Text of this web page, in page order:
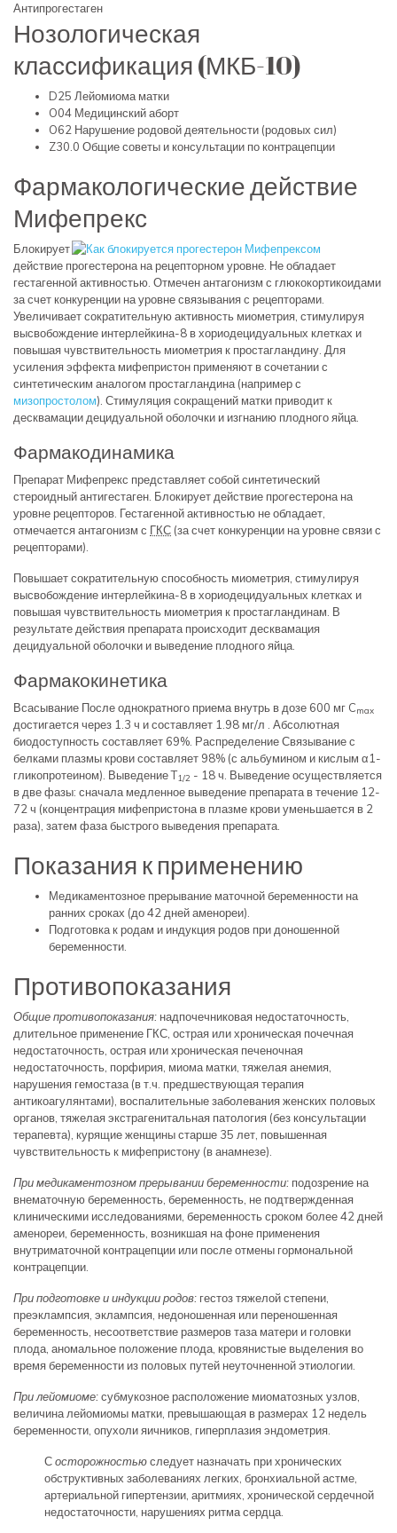
Антипрогестаген
Нозологическая
классификация (МКБ-10)
D25 Лейомиома матки
O04 Медицинский аборт
O62 Нарушение родовой деятельности (родовых сил)
Z30.0 Общие советы и консультации по контрацепции
Фармакологические действие
Мифепрекс
Блокирует
действие прогестерона на рецепторном уровне. Не обладает
гестагенной активностью. Отмечен антагонизм с глюкокортикоидами
за счет конкуренции на уровне связывания с рецепторами.
Увеличивает сократительную активность миометрия, стимулируя
высвобождение интерлейкина-8 в хориодецидуальных клетках и
повышая чувствительность миометрия к простагландину. Для
усиления эффекта мифепристон применяют в сочетании с
синтетическим аналогом простагландина (например с
мизопростолом). Стимуляция сокращений матки приводит к
десквамации децидуальной оболочки и изгнанию плодного яйца.
Фармакодинамика
Препарат Мифепрекс представляет собой синтетический
стероидный антигестаген. Блокирует действие прогестерона на
уровне рецепторов. Гестагенной активностью не обладает,
отмечается антагонизм с ГКС (за счет конкуренции на уровне связи с
рецепторами).
Повышает сократительную способность миометрия, стимулируя
высвобождение интерлейкина-8 в хориодецидуальных клетках и
повышая чувствительность миометрия к простагландинам. В
результате действия препарата происходит десквамация
децидуальной оболочки и выведение плодного яйца.
Фармакокинетика
Всасывание После однократного приема внутрь в дозе 600 мг Cmax
достигается через 1.3 ч и составляет 1.98 мг/л . Абсолютная
биодоступность составляет 69%. Распределение Связывание с
белками плазмы крови составляет 98% (с альбумином и кислым α1-
гликопротеином). Выведение T1/2 - 18 ч. Выведение осуществляется
в две фазы: сначала медленное выведение препарата в течение 12-
72 ч (концентрация мифепристона в плазме крови уменьшается в 2
раза), затем фаза быстрого выведения препарата.
Показания к применению
Медикаментозное прерывание маточной беременности на
ранних сроках (до 42 дней аменореи).
Подготовка к родам и индукция родов при доношенной
беременности.
Противопоказания
Общие противопоказания: надпочечниковая недостаточность,
длительное применение ГКС, острая или хроническая почечная
недостаточность, острая или хроническая печеночная
недостаточность, порфирия, миома матки, тяжелая анемия,
нарушения гемостаза (в т.ч. предшествующая терапия
антикоагулянтами), воспалительные заболевания женских половых
органов, тяжелая экстрагенитальная патология (без консультации
терапевта), курящие женщины старше 35 лет, повышенная
чувствительность к мифепристону (в анамнезе).
При медикаментозном прерывании беременности: подозрение на
внематочную беременность, беременность, не подтвержденная
клиническими исследованиями, беременность сроком более 42 дней
аменореи, беременность, возникшая на фоне применения
внутриматочной контрацепции или после отмены гормональной
контрацепции.
При подготовке и индукции родов: гестоз тяжелой степени,
преэклампсия, эклампсия, недоношенная или переношенная
беременность, несоответствие размеров таза матери и головки
плода, аномальное положение плода, кровянистые выделения во
время беременности из половых путей неуточненной этиологии.
При лейомиоме:субмукозное расположение миоматозных узлов,
величина лейомиомы матки, превышающая в размерах 12 недель
беременности, опухоли яичников, гиперплазия эндометрия.
Состорожностьюследует назначать при хронических
обструктивных заболеваниях легких, бронхиальной астме,
артериальной гипертензии, аритмиях, хронической сердечной
недостаточности, нарушениях ритма сердца.